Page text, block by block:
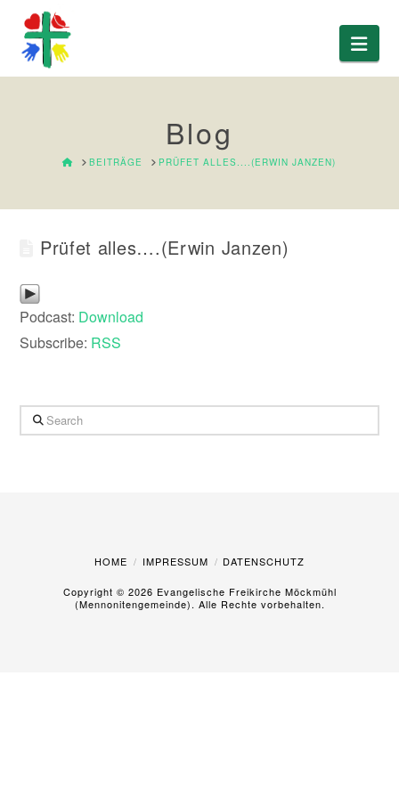
Blog
HOMEBEITRÄGE PRÜFET ALLES....(ERWIN JANZEN)
Prüfet alles….(Erwin Janzen)
Podcast: Download
Subscribe: RSS
Search
HOME IMPRESSUM DATENSCHUTZ
Copyright © 2026 Evangelische Freikirche Möckmühl
(Mennonitengemeinde). Alle Rechte vorbehalten.